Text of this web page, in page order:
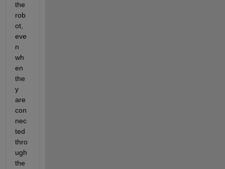
the
rob
ot,
eve
n
wh
en
the
y
are
con
nec
ted
thro
ugh
the